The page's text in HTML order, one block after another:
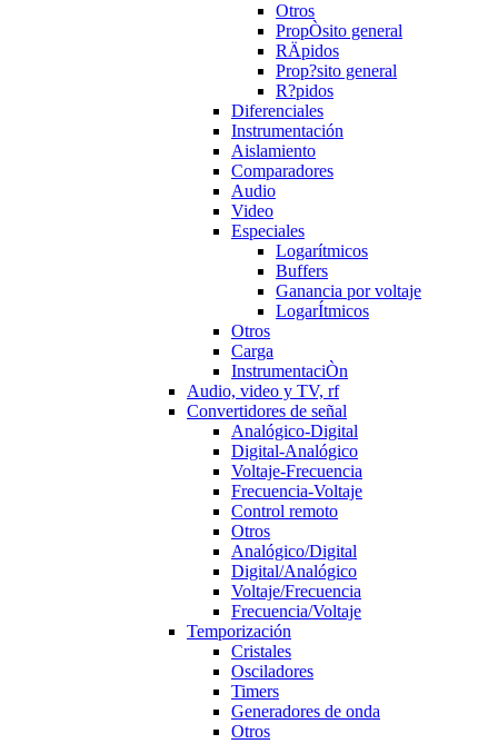
Otros
PropÒsito general
RÄpidos
Prop?sito general
R?pidos
Diferenciales
Instrumentación
Aislamiento
Comparadores
Audio
Video
Especiales
Logarítmicos
Buffers
Ganancia por voltaje
LogarÍtmicos
Otros
Carga
InstrumentaciÒn
Audio, video y TV, rf
Convertidores de señal
Analógico-Digital
Digital-Analógico
Voltaje-Frecuencia
Frecuencia-Voltaje
Control remoto
Otros
Analógico/Digital
Digital/Analógico
Voltaje/Frecuencia
Frecuencia/Voltaje
Temporización
Cristales
Osciladores
Timers
Generadores de onda
Otros